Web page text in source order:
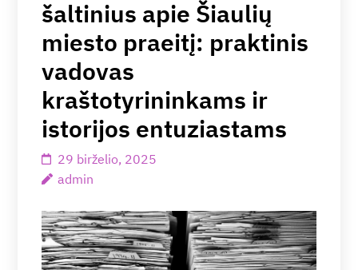
šaltinius apie Šiaulių
miesto praeitį: praktinis
vadovas
kraštotyrininkams ir
istorijos entuziastams
29 birželio, 2025
admin